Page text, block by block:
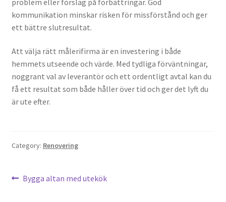
kommunikation minskar risken för missförstånd och ger
ett bättre slutresultat.
Att välja rätt målerifirma är en investering i både
hemmets utseende och värde. Med tydliga förväntningar,
noggrant val av leverantör och ett ordentligt avtal kan du
få ett resultat som både håller över tid och ger det lyft du
är ute efter.
Category: Renovering
Post
Previous
Bygga altan med utekök